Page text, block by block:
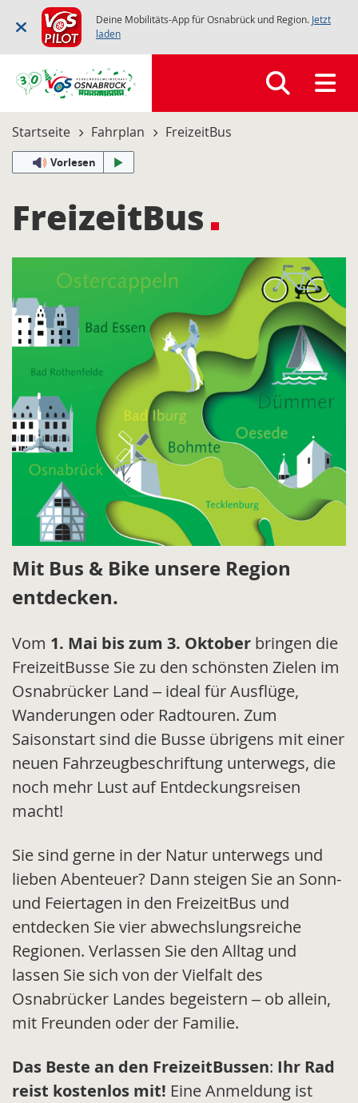
Deine Mobilitäts-App für Osnabrück und Region. Jetzt
laden
Startseite Fahrplan FreizeitBus
Vorlesen
FreizeitBus
Mit Bus & Bike unsere Region
entdecken.
Vom 1. Mai bis zum 3. Oktober bringen die
FreizeitBusse Sie zu den schönsten Zielen im
Osnabrücker Land – ideal für Ausflüge,
Wanderungen oder Radtouren. Zum
Saisonstart sind die Busse übrigens mit einer
neuen Fahrzeugbeschriftung unterwegs, die
noch mehr Lust auf Entdeckungsreisen
macht!
Sie sind gerne in der Natur unterwegs und
lieben Abenteuer? Dann steigen Sie an Sonn-
und Feiertagen in den FreizeitBus und
entdecken Sie vier abwechslungsreiche
Regionen. Verlassen Sie den Alltag und
lassen Sie sich von der Vielfalt des
Osnabrücker Landes begeistern – ob allein,
mit Freunden oder der Familie.
Das Beste an den FreizeitBussen: Ihr Rad
reist kostenlos mit! Eine Anmeldung ist